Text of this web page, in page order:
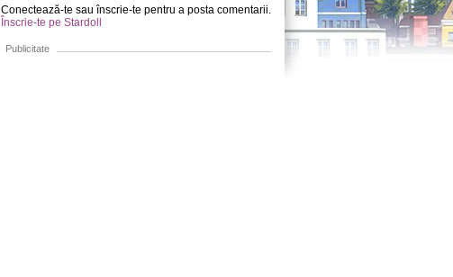
Conectează-te sau înscrie-te pentru a posta comentarii.
Înscrie-te pe Stardoll
Publicitate